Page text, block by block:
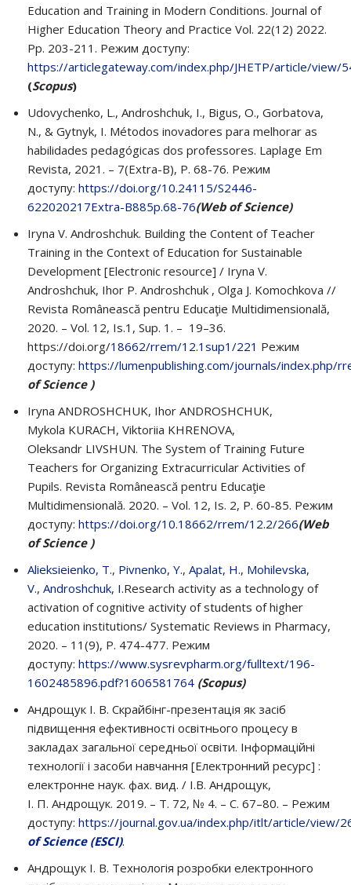
Education and Training in Modern Conditions. Journal of
Higher Education Theory and Practice Vol. 22(12) 2022.
Рр. 203-211. Режим доступу:
https://articlegateway.com/index.php/JHETP/article/view/
(Scopus)
Udovychenko, L., Androshchuk, I., Bigus, O., Gorbatova,
N., & Gytnyk, I. Métodos inovadores para melhorar as
habilidades pedagógicas dos professores. Laplage Em
Revista, 2021. – 7(Extra-B), P. 68-76. Режим
доступу: https://doi.org/10.24115/S2446-
622020217Extra-B885p.68-76(Web of Science)
Iryna V. Androshchuk. Building the Content of Teacher
Training in the Context of Education for Sustainable
Development [Electronic resource] / Iryna V.
Androshchuk, Ihor P. Androshchuk , Olga J. Komochkova //
Revista Românească pentru Educaţie Multidimensională,
2020. – Vol. 12, Is.1, Sup. 1. – 19–36.
https://doi.org/18662/rrem/12.1sup1/221 Режим
доступу: https://lumenpublishing.com/journals/index.php/
of Science )
Iryna ANDROSHCHUK, Ihor ANDROSHCHUK,
Mykola KURACH, Viktoriia KHRENOVA,
Oleksandr LIVSHUN. The System of Training Future
Teachers for Organizing Extracurricular Activities of
Pupils. Revista Românească pentru Educaţie
Multidimensională. 2020. – Vol. 12, Is. 2, P. 60-85. Режим
доступу: https://doi.org/10.18662/rrem/12.2/266(Web
of Science )
Alieksieienko, T., Pivnenko, Y., Apalat, H., Mohilevska,
V., Androshchuk, I.Research activity as a technology of
activation of cognitive activity of students of higher
education institutions/ Systematic Reviews in Pharmacy,
2020. – 11(9), P. 474-477. Режим
доступу: https://www.sysrevpharm.org/fulltext/196-
1602485896.pdf?1606581764 (Scopus)
Андрощук І. В. Скрайбінг-презентація як засіб
підвищення ефективності освітнього процесу в
закладах загальної середньої освіти. Інформаційні
технології і засоби навчання [Електронний ресурс] :
електронне наук. фах. вид. / І.В. Андрощук,
І. П. Андрощук. 2019. – Т. 72, № 4. – С. 67–80. – Режим
доступу: https://journal.gov.ua/index.php/itlt/article/view/
of Science (ESCI).
Андрощук І. В. Технологія розробки електронного